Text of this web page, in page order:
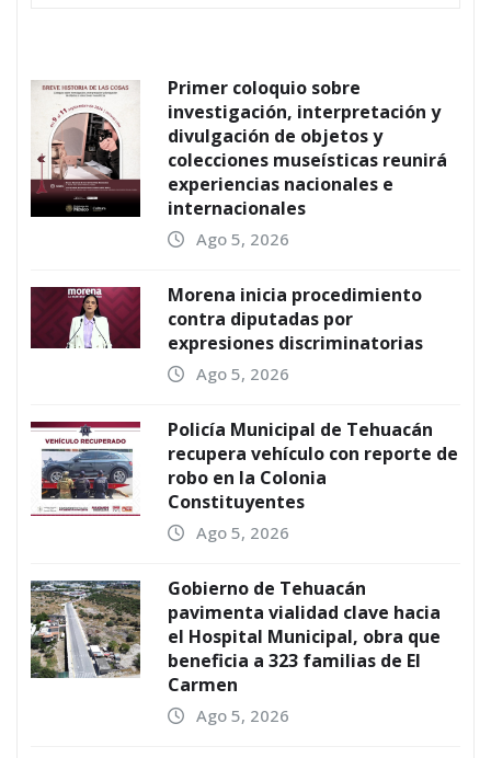
Primer coloquio sobre
investigación, interpretación y
divulgación de objetos y
colecciones museísticas reunirá
experiencias nacionales e
internacionales
Ago 5, 2026
Morena inicia procedimiento
contra diputadas por
expresiones discriminatorias
Ago 5, 2026
Policía Municipal de Tehuacán
recupera vehículo con reporte de
robo en la Colonia
Constituyentes
Ago 5, 2026
Gobierno de Tehuacán
pavimenta vialidad clave hacia
el Hospital Municipal, obra que
beneficia a 323 familias de El
Carmen
Ago 5, 2026